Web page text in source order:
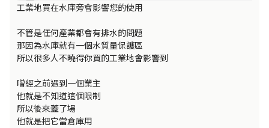
工業地買在水庫旁會影響您的使用
不管是任何產業都會有排水的問題
那因為水庫就有一個水質量保護區
所以很多人不曉得你買的工業地會影響到
噌經之前遇到一個業主
他就是不知道這個限制
所以後來蓋了場
他就是把它當倉庫用